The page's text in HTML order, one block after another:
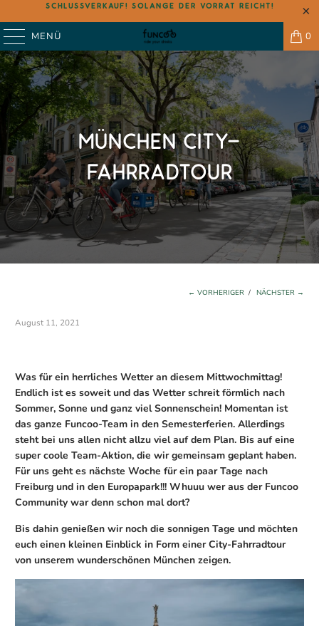
SCHLUSSVERKAUF! SOLANGE DER VORRAT REICHT!
MENÜ 0
MÜNCHEN CITY-
FAHRRADTOUR
← VORHERIGER / NÄCHSTER →
August 11, 2021
Was für ein herrliches Wetter an diesem Mittwochmittag!
Endlich ist es soweit und das Wetter schreit förmlich nach
Sommer, Sonne und ganz viel Sonnenschein! Momentan ist
das ganze Funcoo-Team in den Semesterferien. Allerdings
steht bei uns allen nicht allzu viel auf dem Plan. Bis auf eine
super coole Team-Aktion, die wir gemeinsam geplant haben.
Für uns geht es nächste Woche für ein paar Tage nach
Freiburg und in den Europapark!!! Whuuu wer aus der Funcoo
Community war denn schon mal dort?
Bis dahin genießen wir noch die sonnigen Tage und möchten
euch einen kleinen Einblick in Form einer City-Fahrradtour
von unserem wunderschönen München zeigen.